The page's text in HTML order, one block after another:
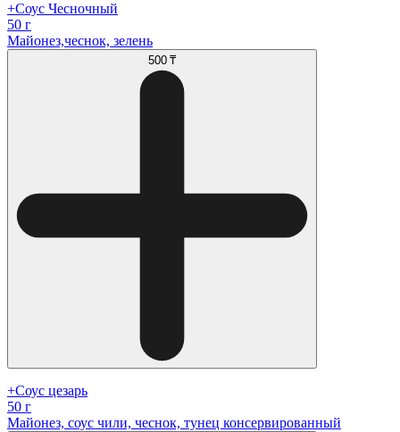
+Соус Чесночный
50 г
Майонез,чеснок, зелень
500 ₸
+Соус цезарь
50 г
Майонез, соус чили, чеснок, тунец консервированный